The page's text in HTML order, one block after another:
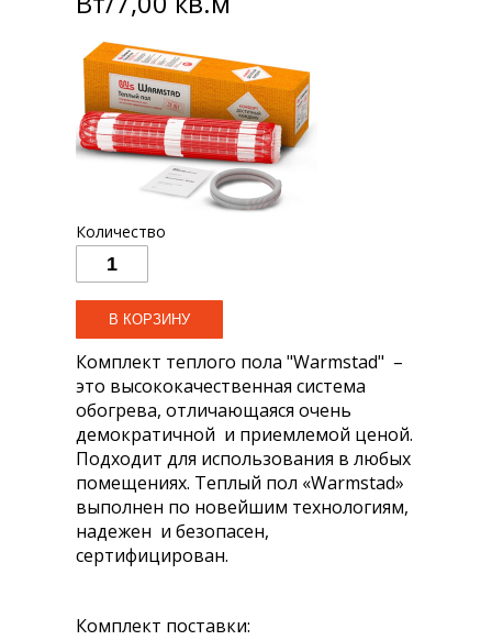
Количество
Комплект теплого пола "Warmstad" –
это высококачественная система
обогрева, отличающаяся очень
демократичной и приемлемой ценой.
Подходит для использования в любых
помещениях. Теплый пол «Warmstad»
выполнен по новейшим технологиям,
надежен и безопасен,
сертифицирован.
Комплект поставки: